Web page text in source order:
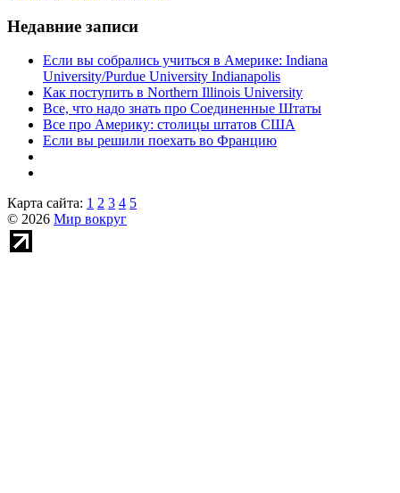
Недавние записи
Если вы собрались учиться в Америке: Indiana
University/Purdue University Indianapolis
Как поступить в Northern Illinois University
Все, что надо знать про Соединенные Штаты
Все про Америку: столицы штатов США
Если вы решили поехать во Францию
Карта сайта: 1 2 3 4 5
© 2026 Мир вокруг